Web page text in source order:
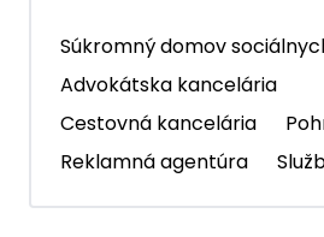
Súkromný domov
Advokátska kancelária
Cestovná kancelária
Reklamná agentúra